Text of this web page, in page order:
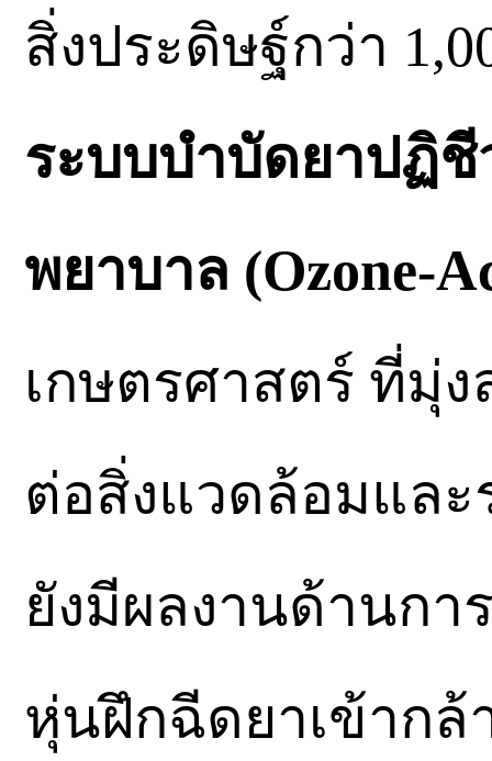
สิ่งประดิษฐ์กว่า
ระบบบำบัดยาปฏิชี
พยาบาล (Ozone-
เกษตรศาสตร์ ที่มุ่
ต่อสิ่งแวดล้อมแล
ยังมีผลงานด้านก
หุ่นฝึกฉีดยาเข้ากล้